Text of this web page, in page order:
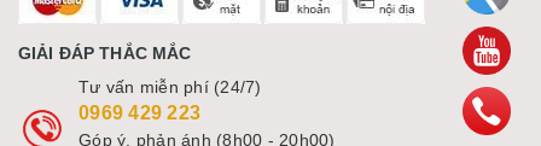
GIẢI ĐÁP THẮC MẮC
Tư vấn miễn phí (24/7)
0969 429 223
Góp ý, phản ánh (8h00 - 20h00)